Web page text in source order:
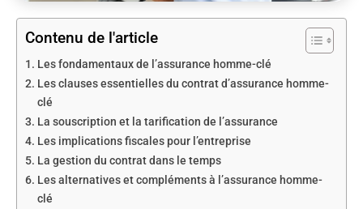
Contenu de l'article
Les fondamentaux de l’assurance homme-clé
Les clauses essentielles du contrat d’assurance homme-
clé
La souscription et la tarification de l’assurance
Les implications fiscales pour l’entreprise
La gestion du contrat dans le temps
Les alternatives et compléments à l’assurance homme-
clé